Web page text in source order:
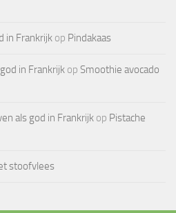
in Frankrijk op Pindakaas
in Frankrijk op Smoothie avocado
als god in Frankrijk op Pistache
stoofvlees